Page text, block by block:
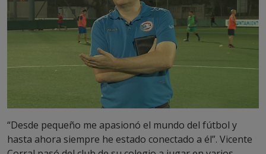
“Desde pequeño me apasionó el mundo del fútbol y
hasta ahora siempre he estado conectado a él”. Vicente